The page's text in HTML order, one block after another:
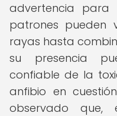
advertencia para
patrones pueden
rayas hasta
su presencia
confiable de la
anfibio en
observado que,